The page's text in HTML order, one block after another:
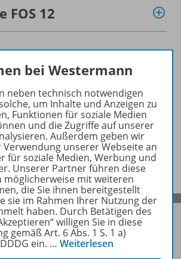
FOS 12
Service
bei Westermann
neben technisch notwendigen
um Inhalte und Anzeigen zu
Funktionen für soziale Medien
und die Zugriffe auf unserer
Außerdem geben wir
unserer Webseite an
für soziale Medien, Werbung und
Unserer Partner führen diese
mit weiteren
die Sie ihnen bereitgestellt
sie im Rahmen Ihrer Nutzung der
haben. Durch Betätigen des
willigen Sie in diese
gemäß Art. 6 Abs. 1 S. 1 a)
ein. … Weiterlesen